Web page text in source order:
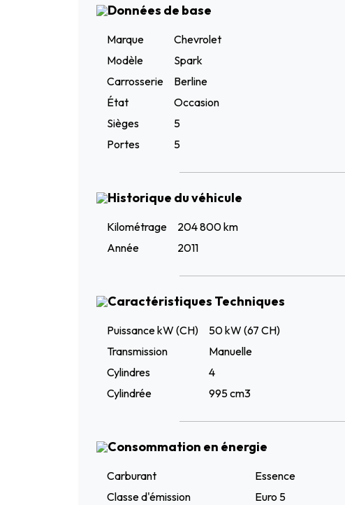
Données de base
Marque
Chevrolet
Modèle
Spark
Carrosserie
Berline
État
Occasion
Sièges
5
Portes
5
Historique du véhicule
Kilométrage
204 800 km
Année
2011
Caractéristiques Techniques
Puissance kW (CH)
50 kW (67 CH)
Transmission
Manuelle
Cylindres
4
Cylindrée
995 cm3
Consommation en énergie
Carburant
Essence
Classe d'émission
Euro 5